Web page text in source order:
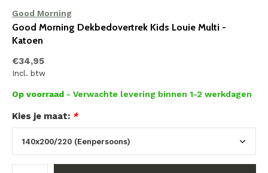
Good Morning
Good Morning Dekbedovertrek Kids Louie Multi -
Katoen
€34,95
Incl. btw
Op voorraad - Verwachte levering binnen 1-2 werkdagen
Kies je maat: *